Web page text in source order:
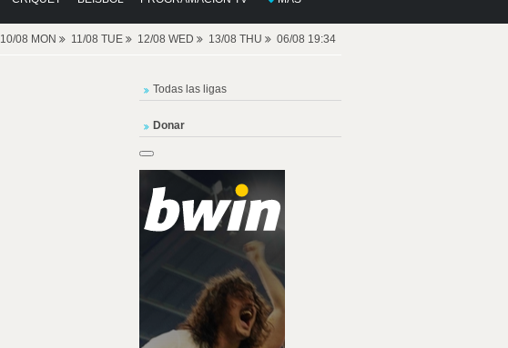
10/08 MON 11/08 TUE 12/08 WED 13/08 THU 06/08 19:34
Todas las ligas
Donar